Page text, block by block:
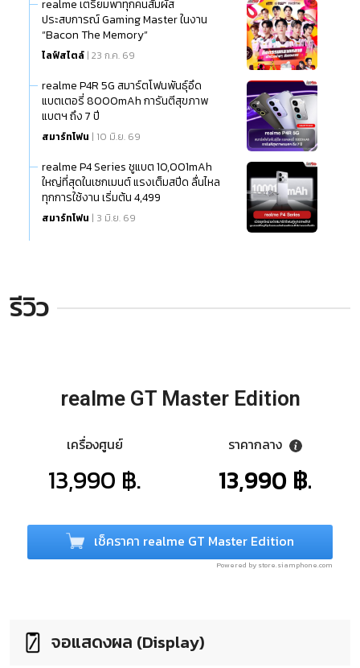
realme เตรียมพาทุกคนสัมผัส
ประสบการณ์ Gaming Master ในงาน
“Bacon The Memory”
ไลฟ์สไตล์ | 23 ก.ค. 69
realme P4R 5G สมาร์ตโฟนพันธุ์อึด
แบตเตอรี่ 8000mAh การันตีสุขภาพ
แบตฯ ถึง 7 ปี
สมาร์ทโฟน | 10 มิ.ย. 69
realme P4 Series ชูแบต 10,001mAh
ใหญ่ที่สุดในเซกเมนต์ แรงเต็มสปีด ลื่นไหล
ทุกการใช้งาน เริ่มต้น 4,499
สมาร์ทโฟน | 3 มิ.ย. 69
รีวิว
realme GT Master Edition
เครื่องศูนย์
13,990 ฿.
ราคากลาง
13,990 ฿.
เช็คราคา realme GT Master Edition
Powered by store.siamphone.com
จอแสดงผล (Display)